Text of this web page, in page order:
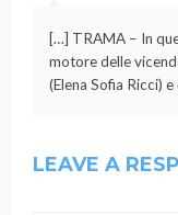
[…] TRAMA – In
motore delle
(Elena Sofia Ricci)
LEAVE A